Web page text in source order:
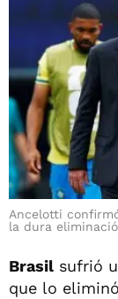
Ancelotti
la dura
Brasil sufrió
que lo